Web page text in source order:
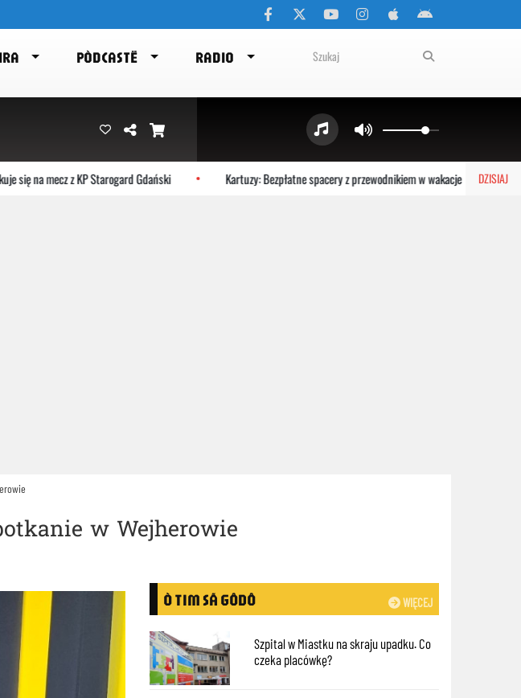
PÒDCASTË RADIO
DZISIAJ
mecz z KP Starogard Gdański Kartuzy: Bezpłatne spacery z przewodnikiem w wakacje Test
w Wejherowie
WIĘCEJ
Ò TIM SÃ GÔDÔ
Szpital w Miastku na skraju upadku. Co
czeka placówkę?